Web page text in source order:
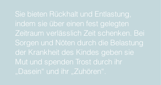
Sie bieten Rückhalt und Entlastung,
indem sie über einen fest gelegten
Zeitraum verlässlich Zeit schenken. Bei
Sorgen und Nöten durch die Belastung
der Krankheit des Kindes geben sie
Mut und spenden Trost durch ihr
„Dasein“ und ihr „Zuhören“.